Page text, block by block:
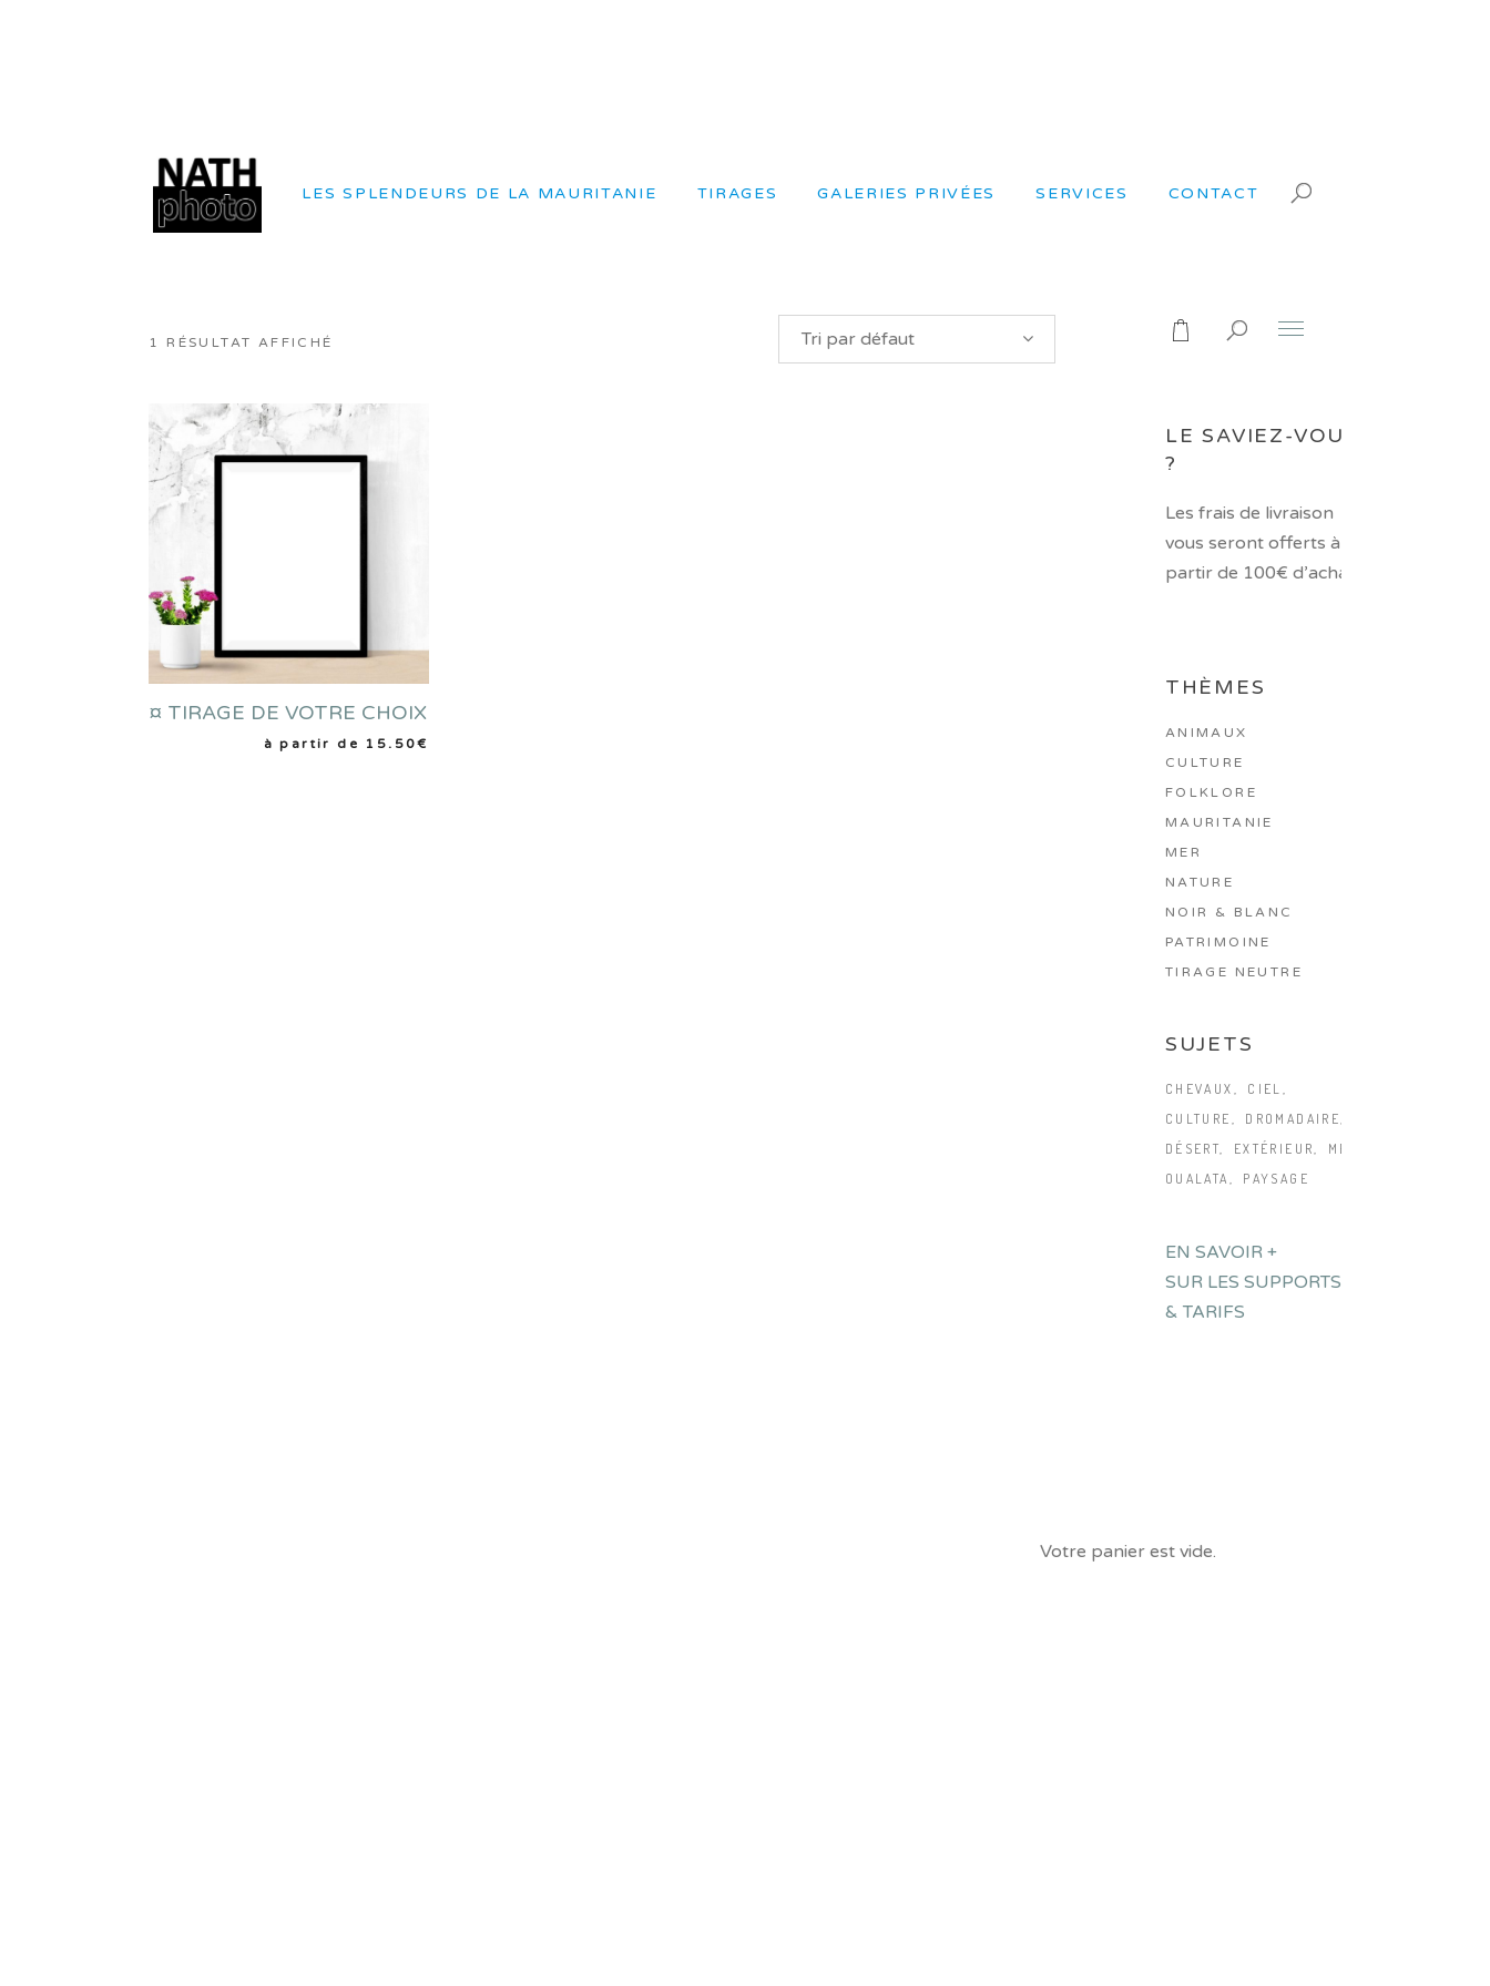
LES SPLENDEURS DE LA MAURITANIE TIRAGES GALERIES PRIVÉES SERVICES CONTACT
1 RÉSULTAT AFFICHÉ Tri par défaut
CHOIX DES OPTIONS
¤ TIRAGE DE VOTRE CHOIX
à partir de 15.50€
LE SAVIEZ-VOUS
?
Les frais de livraison
vous seront offerts à
partir de 100€ d’achat.
THÈMES
ANIMAUX
CULTURE
FOLKLORE
MAURITANIE
MER
NATURE
NOIR & BLANC
PATRIMOINE
TIRAGE NEUTRE
SUJETS
CHEVAUX
CIEL
CULTURE
DROMADAIRE
DÉSERT
EXTÉRIEUR
MER
OUALATA
PAYSAGE
EN SAVOIR +
SUR LES SUPPORTS
& TARIFS
Votre panier est vide.